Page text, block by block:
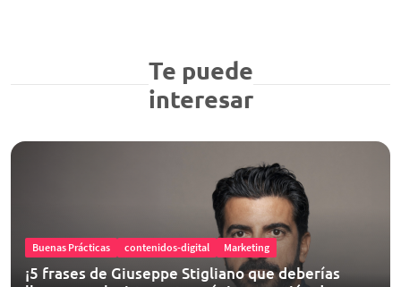
Te puede
interesar
Buenas Prácticas contenidos-digital Marketing
¡5 frases de Giuseppe Stigliano que deberías